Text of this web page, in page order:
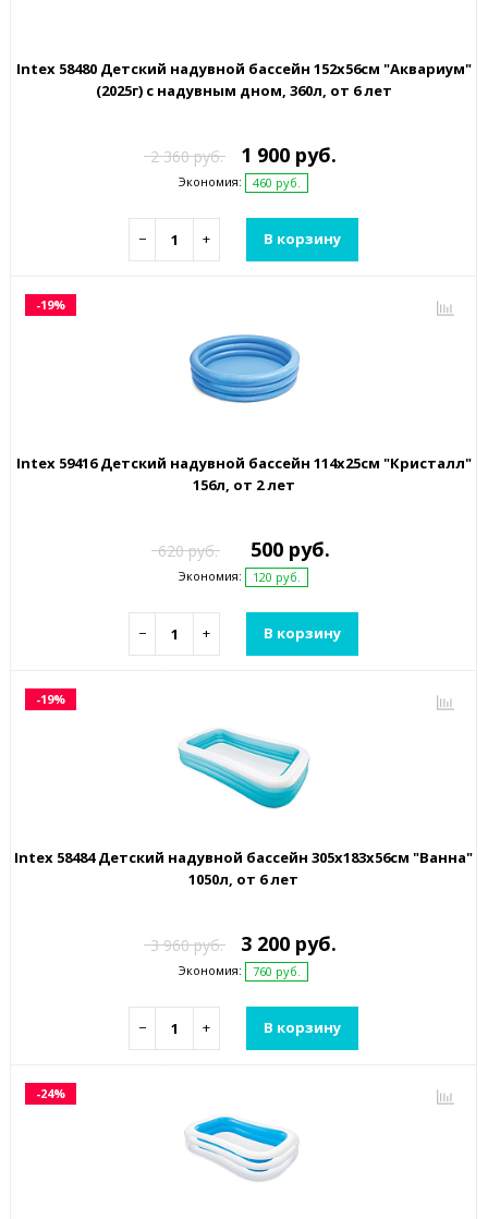
Intex 58480 Детский надувной бассейн 152х56см "Аквариум"
(2025г) с надувным дном, 360л, от 6 лет
2 360 руб. 1 900 руб.
Экономия: 460 руб.
− + В корзину
-19%
Intex 59416 Детский надувной бассейн 114х25см "Кристалл"
156л, от 2 лет
620 руб. 500 руб.
Экономия: 120 руб.
− + В корзину
-19%
Intex 58484 Детский надувной бассейн 305х183х56см "Ванна"
1050л, от 6 лет
3 960 руб. 3 200 руб.
Экономия: 760 руб.
− + В корзину
-24%